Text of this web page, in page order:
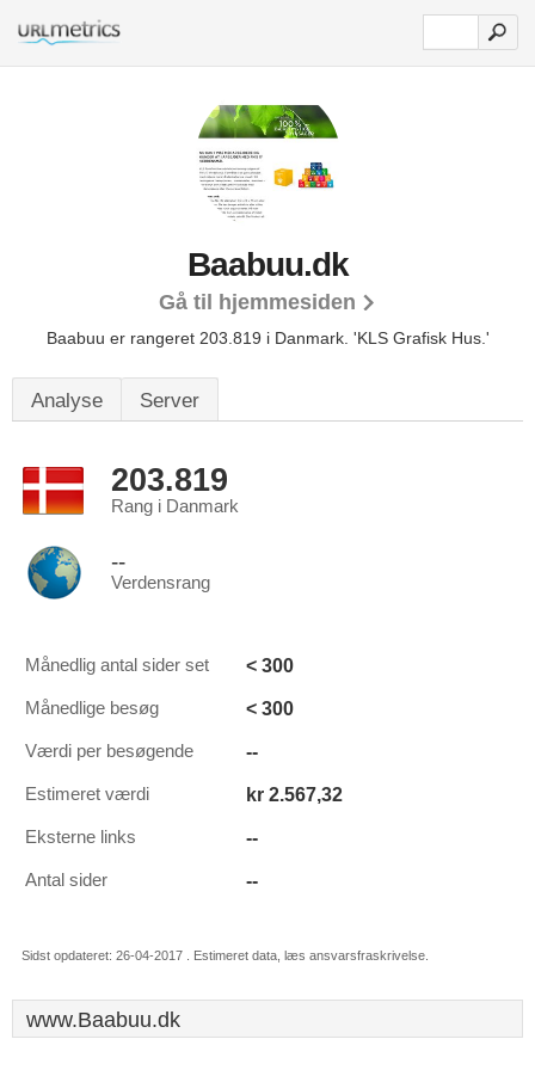
Baabuu.dk
Gå til hjemmesiden
Baabuu er rangeret 203.819 i Danmark. 'KLS Grafisk Hus.'
Analyse Server
203.819
Rang i Danmark
--
Verdensrang
Månedlig antal sider set < 300
Månedlige besøg < 300
Værdi per besøgende --
Estimeret værdi kr 2.567,32
Eksterne links --
Antal sider --
Sidst opdateret: 26-04-2017 . Estimeret data, læs ansvarsfraskrivelse.
www.Baabuu.dk